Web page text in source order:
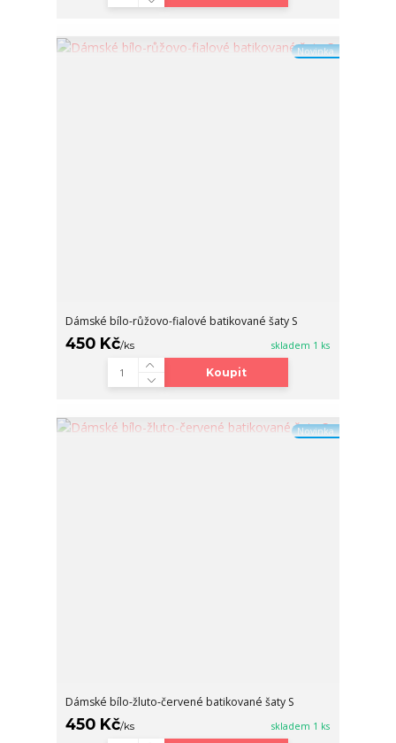
Novinka
Dámské bílo-růžovo-fialové batikované šaty S
450 Kč/ks skladem 1 ks
Koupit
Novinka
Dámské bílo-žluto-červené batikované šaty S
450 Kč/ks skladem 1 ks